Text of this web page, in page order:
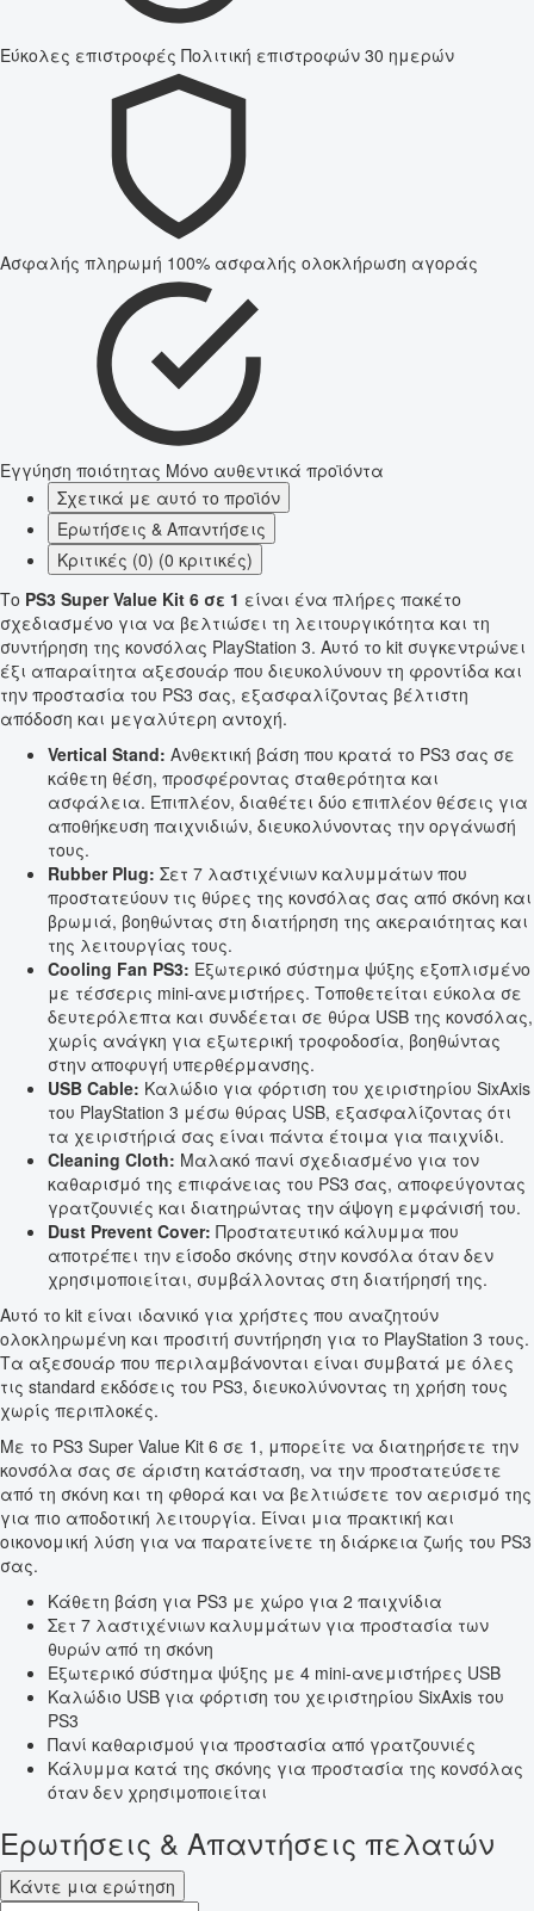
Εύκολες επιστροφές Πολιτική επιστροφών 30 ημερών
Ασφαλής πληρωμή 100% ασφαλής ολοκλήρωση αγοράς
Εγγύηση ποιότητας Μόνο αυθεντικά προϊόντα
Σχετικά με αυτό το προϊόν
Ερωτήσεις & Απαντήσεις
Κριτικές (0) (0 κριτικές)
Το PS3 Super Value Kit 6 σε 1 είναι ένα πλήρες πακέτο
σχεδιασμένο για να βελτιώσει τη λειτουργικότητα και τη
συντήρηση της κονσόλας PlayStation 3. Αυτό το kit συγκεντρώνει
έξι απαραίτητα αξεσουάρ που διευκολύνουν τη φροντίδα και
την προστασία του PS3 σας, εξασφαλίζοντας βέλτιστη
απόδοση και μεγαλύτερη αντοχή.
Vertical Stand: Ανθεκτική βάση που κρατά το PS3 σας σε
κάθετη θέση, προσφέροντας σταθερότητα και
ασφάλεια. Επιπλέον, διαθέτει δύο επιπλέον θέσεις για
αποθήκευση παιχνιδιών, διευκολύνοντας την οργάνωσή
τους.
Rubber Plug: Σετ 7 λαστιχένιων καλυμμάτων που
προστατεύουν τις θύρες της κονσόλας σας από σκόνη και
βρωμιά, βοηθώντας στη διατήρηση της ακεραιότητας και
της λειτουργίας τους.
Cooling Fan PS3: Εξωτερικό σύστημα ψύξης εξοπλισμένο
με τέσσερις mini-ανεμιστήρες. Τοποθετείται εύκολα σε
δευτερόλεπτα και συνδέεται σε θύρα USB της κονσόλας,
χωρίς ανάγκη για εξωτερική τροφοδοσία, βοηθώντας
στην αποφυγή υπερθέρμανσης.
USB Cable: Καλώδιο για φόρτιση του χειριστηρίου SixAxis
του PlayStation 3 μέσω θύρας USB, εξασφαλίζοντας ότι
τα χειριστήριά σας είναι πάντα έτοιμα για παιχνίδι.
Cleaning Cloth: Μαλακό πανί σχεδιασμένο για τον
καθαρισμό της επιφάνειας του PS3 σας, αποφεύγοντας
γρατζουνιές και διατηρώντας την άψογη εμφάνισή του.
Dust Prevent Cover: Προστατευτικό κάλυμμα που
αποτρέπει την είσοδο σκόνης στην κονσόλα όταν δεν
χρησιμοποιείται, συμβάλλοντας στη διατήρησή της.
Αυτό το kit είναι ιδανικό για χρήστες που αναζητούν
ολοκληρωμένη και προσιτή συντήρηση για το PlayStation 3 τους.
Τα αξεσουάρ που περιλαμβάνονται είναι συμβατά με όλες
τις standard εκδόσεις του PS3, διευκολύνοντας τη χρήση τους
χωρίς περιπλοκές.
Με το PS3 Super Value Kit 6 σε 1, μπορείτε να διατηρήσετε την
κονσόλα σας σε άριστη κατάσταση, να την προστατεύσετε
από τη σκόνη και τη φθορά και να βελτιώσετε τον αερισμό της
για πιο αποδοτική λειτουργία. Είναι μια πρακτική και
οικονομική λύση για να παρατείνετε τη διάρκεια ζωής του PS3
σας.
Κάθετη βάση για PS3 με χώρο για 2 παιχνίδια
Σετ 7 λαστιχένιων καλυμμάτων για προστασία των
θυρών από τη σκόνη
Εξωτερικό σύστημα ψύξης με 4 mini-ανεμιστήρες USB
Καλώδιο USB για φόρτιση του χειριστηρίου SixAxis του
PS3
Πανί καθαρισμού για προστασία από γρατζουνιές
Κάλυμμα κατά της σκόνης για προστασία της κονσόλας
όταν δεν χρησιμοποιείται
Ερωτήσεις & Απαντήσεις πελατών
Κάντε μια ερώτηση